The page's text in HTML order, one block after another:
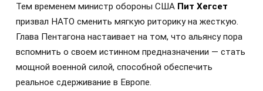
Тем временем министр обороны США Пит Хегсет
призвал НАТО сменить мягкую риторику на жесткую.
Глава Пентагона настаивает на том, что альянсу пора
вспомнить о своем истинном предназначении — стать
мощной военной силой, способной обеспечить
реальное сдерживание в Европе.